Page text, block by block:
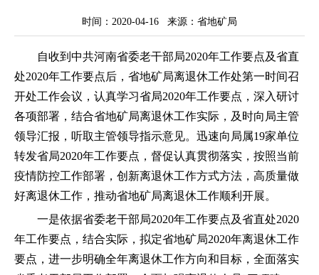
时间：2020-04-16 来源：省地矿局
自收到中共河南省委老干部局2020年工作要点及省直
处2020年工作要点后，省地矿局离退休工作处第一时间召
开处工作会议，认真学习省局2020年工作要点，深入研讨
各项部署，结合省地矿局离退休工作实际，及时向局主管
领导汇报，听取主管领导指示意见。迅速向局属19家单位
转发省局2020年工作要点，督促认真贯彻落实，按照当前
疫情防控工作部署，创新离退休工作方式方法，高质量做
好离退休工作，推动省地矿局离退休工作顺利开展。
一是依据省委老干部局2020年工作要点及省直处2020
年工作要点，结合实际，拟定省地矿局2020年离退休工作
要点，进一步明确全年离退休工作方向和目标，全面落实